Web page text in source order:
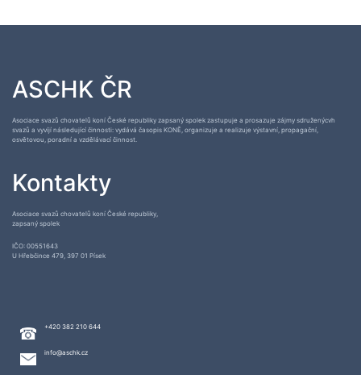
ASCHK ČR
Asociace svazů chovatelů koní České republiky zapsaný spolek zastupuje a prosazuje zájmy sdruženýcvh
svazů a vyvíjí následující činnosti: vydává časopis KONĚ, organizuje a realizuje výstavní, propagační,
osvětovou, poradní a vzdělávací činnost.
Kontakty
Asociace svazů chovatelů koní České republiky,
zapsaný spolek
IČO: 00551643
U Hřebčince 479, 397 01 Písek
+420 382 210 644
info@aschk.cz